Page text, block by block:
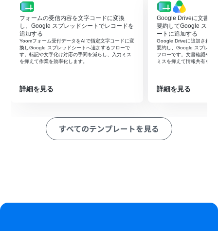
「行が追加されたら」というアクションを設定します
次に、オペレーションでAI機能の「テキストを生成する」
アクションを設定し、追加された行の情報をもとに依頼内
容を要約させます
最後に、オペレーションでMicrosoft Teamsの「チャネ
ルにメッセージを送る」アクションを設定し、AIが生成し
たテキストを任意のチャネルに送信します
ペレーション」：トリガー起動後、フロー内で処理を行うアク
Google スプレッドシートのトリガー設定で、業務依頼を
管理しているスプレッドシートのIDとタブ名を任意で設
定してください。
Google スプレッドシート、Microsoft Teamsのそれぞれ
フォームの受信内容を文字コードに変換
し、Google スプレッドシートでレコードを
追加する
Yoomフォーム受付データをAIで指定文字コードに変
換しGoogle スプレッドシートへ追加するフローで
す。転記や文字化け対応の手間を減らし、入力ミス
を抑えて作業を効率化します。
詳細を見る
Google Driveに文書が
要約してGoogle スプ
ートに追加する
Google Driveに追加された
要約し、Google スプレッ
フローです。文書確認や転
ミスを抑えて情報共有を早
詳細を見る
すべてのテンプレートを見る